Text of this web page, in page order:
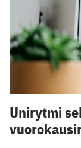
Unirytmi